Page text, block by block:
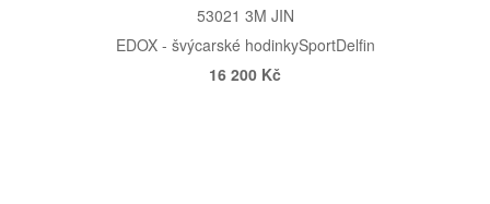
53021 3M JIN
EDOX - švýcarské hodinkySportDelfin
16 200 Kč